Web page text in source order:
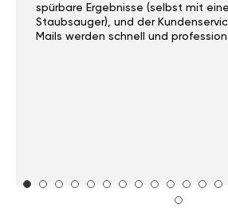
spürbare Ergebnisse (selbst mit
Staubsauger), und der
Mails werden schnell und